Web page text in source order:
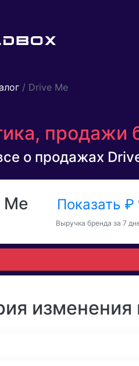
/ Drive Me
продажи
о продажах
Me Показать ₽
Выручка бренда за 7